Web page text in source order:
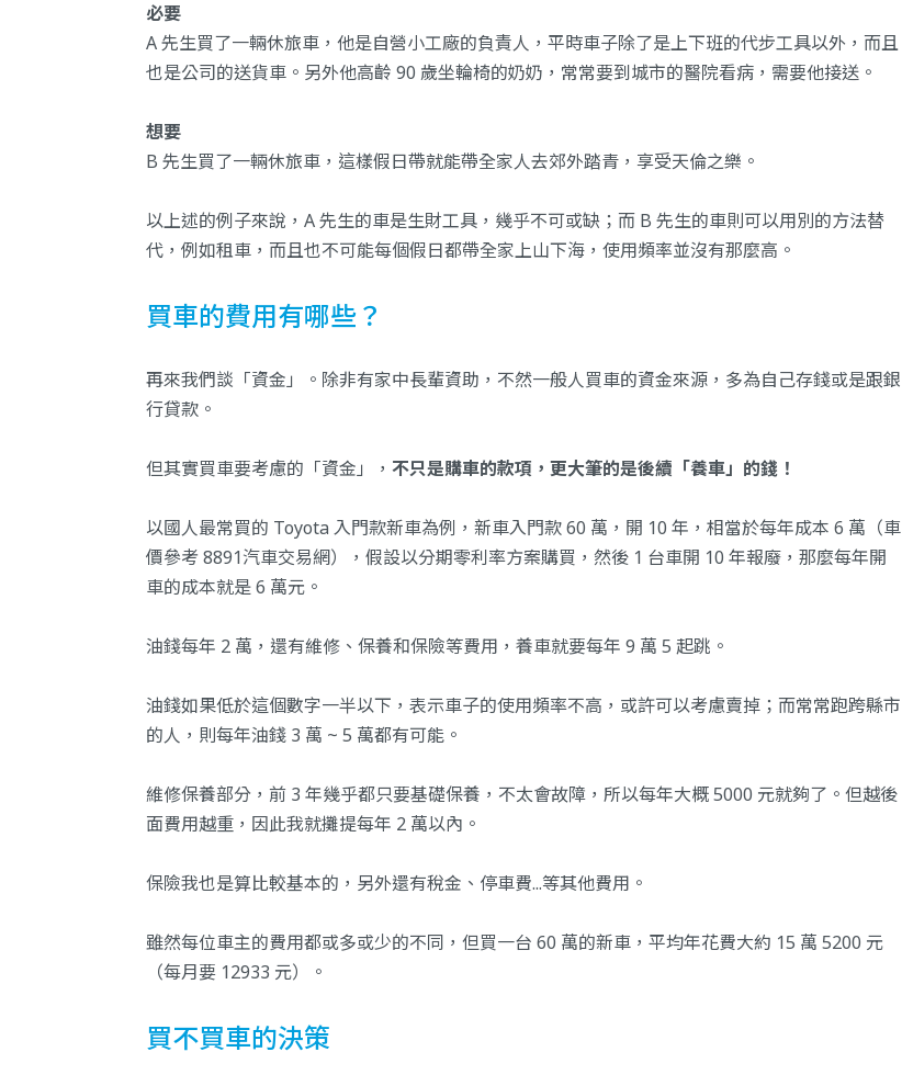
必要
A 先生買了一輛休旅車，他是自營小工廠的負責人，平時車子除了是上下班的代步工具以外，而且
也是公司的送貨車。另外他高齡 90 歲坐輪椅的奶奶，常常要到城市的醫院看病，需要他接送。
想要
B 先生買了一輛休旅車，這樣假日帶就能帶全家人去郊外踏青，享受天倫之樂。
以上述的例子來說，A 先生的車是生財工具，幾乎不可或缺；而 B 先生的車則可以用別的方法替
代，例如租車，而且也不可能每個假日都帶全家上山下海，使用頻率並沒有那麼高。
買車的費用有哪些？
再來我們談「資金」。除非有家中長輩資助，不然一般人買車的資金來源，多為自己存錢或是跟銀
行貸款。
但其實買車要考慮的「資金」， 不只是購車的款項，更大筆的是後續「養車」的錢！
以國人最常買的 Toyota 入門款新車為例，新車入門款 60 萬，開 10 年，相當於每年成本 6 萬（車
價參考 8891汽車交易網），假設以分期零利率方案購買，然後 1 台車開 10 年報廢，那麼每年開
車的成本就是 6 萬元。
油錢每年 2 萬，還有維修、保養和保險等費用，養車就要每年 9 萬 5 起跳。
油錢如果低於這個數字一半以下，表示車子的使用頻率不高，或許可以考慮賣掉；而常常跑跨縣市
的人，則每年油錢 3 萬 ~ 5 萬都有可能。
維修保養部分，前 3 年幾乎都只要基礎保養，不太會故障，所以每年大概 5000 元就夠了。但越後
面費用越重，因此我就攤提每年 2 萬以內。
保險我也是算比較基本的，另外還有稅金、停車費...等其他費用。
雖然每位車主的費用都或多或少的不同，但買一台 60 萬的新車，平均年花費大約 15 萬 5200 元
（每月要 12933 元）。
買不買車的決策